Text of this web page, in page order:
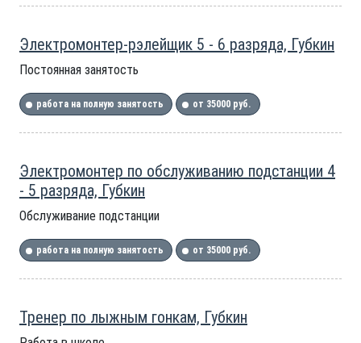
Электромонтер-рэлейщик 5 - 6 разряда, Губкин
Постоянная занятость
работа на полную занятость от 35000 руб.
Электромонтер по обслуживанию подстанции 4
- 5 разряда, Губкин
Обслуживание подстанции
работа на полную занятость от 35000 руб.
Тренер по лыжным гонкам, Губкин